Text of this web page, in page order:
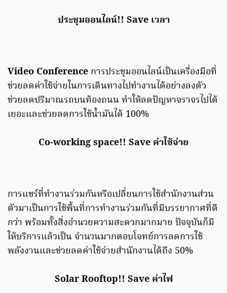
ประชุมออนไลน์!! Save เวลา
Video Conference การประชุมออนไลน์เป็นเครื่องมือที่
ช่วยลดค่าใช้จ่ายในการเดินทางไปทํางานได้อย่างลงตัว
ช่วยลดปริมาณรถบนท้องถนน ทําให้ลดปัญหาจราจรไปได้
เยอะและช่วยลดการใช้น้ํามันได้ 100%
Co-working space!! Save ค่าใช้จ่าย
การแชร์ที่ทํางานร่วมกันหรือเปลี่ยนการใช้สํานักงานส่วน
ตัวมาเป็นการใช้พื้นที่การทํางานร่วมกันที่มีบรรยากาศที่ดี
กว่า พร้อมทั้งสิ่งอํานวยความสะดวกมากมาย ปัจจุบันก็มี
ให้บริการแล้วเป็น จํานวนมากตอบโจทย์การลดการใช้
พลังงานและช่วยลดค่าใช้จ่ายสํานักงานได้ถึง 50%
Solar Rooftop!! Save ค่าไฟ